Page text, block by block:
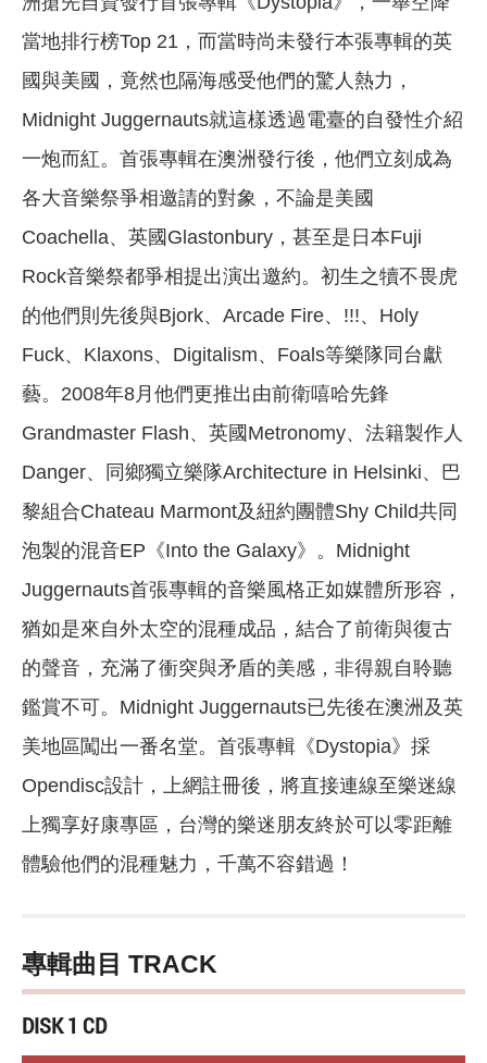
當地排行榜Top 21，而當時尚未發行本張專輯的英
國與美國，竟然也隔海感受他們的驚人熱力，
Midnight Juggernauts就這樣透過電臺的自發性介紹
一炮而紅。首張專輯在澳洲發行後，他們立刻成為
各大音樂祭爭相邀請的對象，不論是美國
Coachella、英國Glastonbury，甚至是日本Fuji
Rock音樂祭都爭相提出演出邀約。初生之犢不畏虎
的他們則先後與Bjork、Arcade Fire、!!!、Holy
Fuck、Klaxons、Digitalism、Foals等樂隊同台獻
藝。2008年8月他們更推出由前衛嘻哈先鋒
Grandmaster Flash、英國Metronomy、法籍製作人
Danger、同鄉獨立樂隊Architecture in Helsinki、巴
黎組合Chateau Marmont及紐約團體Shy Child共同
泡製的混音EP《Into the Galaxy》。Midnight
Juggernauts首張專輯的音樂風格正如媒體所形容，
猶如是來自外太空的混種成品，結合了前衛與復古
的聲音，充滿了衝突與矛盾的美感，非得親自聆聽
鑑賞不可。Midnight Juggernauts已先後在澳洲及英
美地區闖出一番名堂。首張專輯《Dystopia》採
Opendisc設計，上網註冊後，將直接連線至樂迷線
上獨享好康專區，台灣的樂迷朋友終於可以零距離
體驗他們的混種魅力，千萬不容錯過！
專輯曲目 TRACK
DISK 1 CD